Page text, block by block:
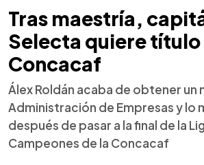
Tras maestría,
Selecta quiere título
Concacaf
Álex Roldán acaba de obtener un
Administración de Empresas y lo
después de pasar a la final de la
Campeones de la Concacaf